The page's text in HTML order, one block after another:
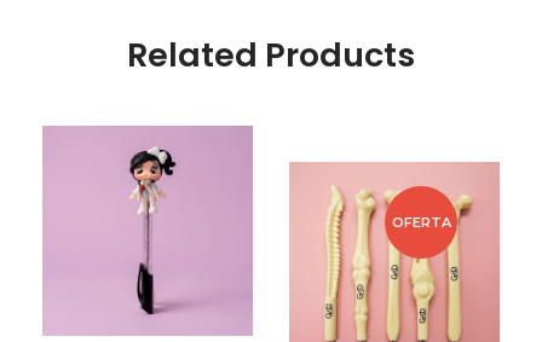
Related Products
OFERTA